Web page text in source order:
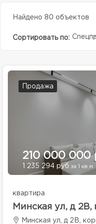
Найдено 80 объектов
Сортировать по:
Продажа
210 000 000
1 235 294 руб за 1 кв.м.
квартира
Минская ул, д 2В,
Минская ул, д 2В,